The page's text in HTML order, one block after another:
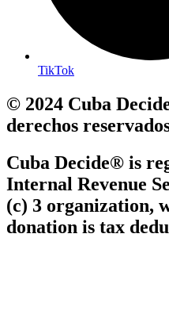
TikTok
© 2024 Cuba
derechos
Cuba Decide® is
Internal Revenue
(c) 3 organization,
donation is tax